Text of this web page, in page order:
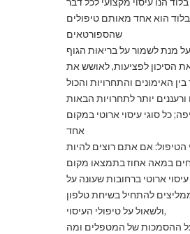
בלוד הוא אחד מאותם טיפולים
שהספורטאים
מנת לשמור על בריאות הגוף
הסיכון לפציעות, לאושש את
האימונים והתחרויות והכול
והסביבה, 26, חיפה; כל סוגי עיסוי ארוטי במקום
אחד
הטיפול: אם אתם רוצים להיות
במאה אחוז בתמצאו מקום
ארוטי ברחובות שעונה על
להתחיל בשיחת טלפון
ולשאול על טיפולי העיסוי,
ההסמכות של המטפלים ומה